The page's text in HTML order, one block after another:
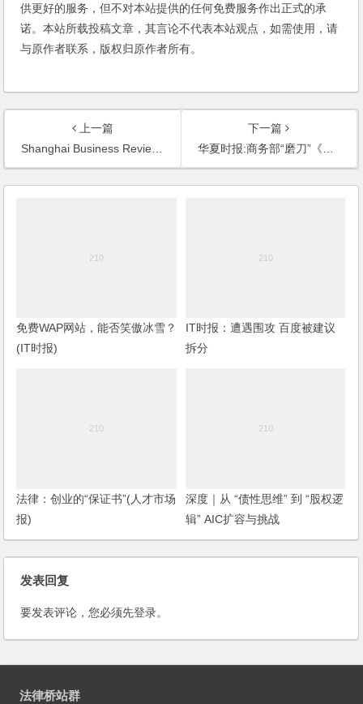
供更好的服务，但不对本站提供的任何免费服务作出正式的承
诺。本站所载投稿文章，其言论不代表本站观点，如需使用，请
与原作者联系，版权归原作者所有。
上一篇
Shanghai Business Review: Calling to Acount: How Auditing is Adapting to the China Challenge
下一篇
华夏时报:商务部“磨刀”《反垄断法》
免费WAP网站，能否笑傲冰雪？
(IT时报)
IT时报：遭遇围攻 百度被建议
拆分
法律：创业的“保证书”(人才市场
报)
深度｜从 “债性思维” 到 “股权逻
辑” AIC扩容与挑战
发表回复
要发表评论，您必须先登录。
法律桥站群